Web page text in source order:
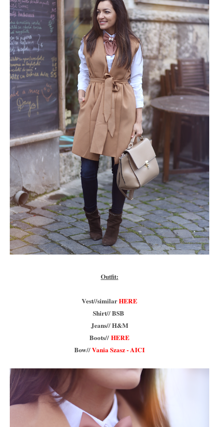
Outfit:
Vest//similarHERE
Shirt// BSB
Jeans// H&M
Boots// HERE
Bow//Vania Szasz - AICI